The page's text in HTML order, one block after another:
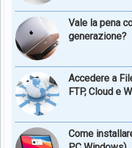
Vale la pena
generazione?
Accedere a
FTP, Cloud e
Come